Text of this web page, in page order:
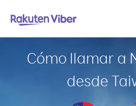
Cómo llamar a
desde